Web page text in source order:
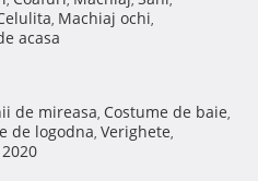
, Machiaj ochi,
acasa
de mireasa, Costume de baie,
de logodna, Verighete,